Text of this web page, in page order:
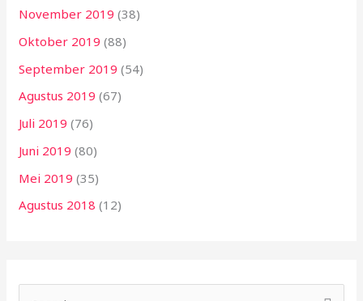
November 2019 (38)
Oktober 2019 (88)
September 2019 (54)
Agustus 2019 (67)
Juli 2019 (76)
Juni 2019 (80)
Mei 2019 (35)
Agustus 2018 (12)